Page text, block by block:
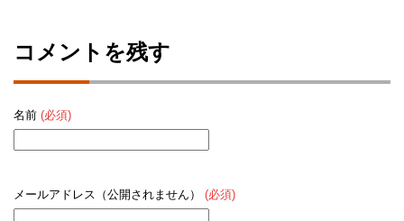
コメントを残す
名前 (必須)
メールアドレス（公開されません） (必須)